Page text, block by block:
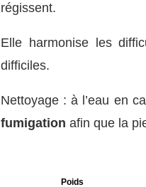
régissent.
Elle harmonise les
difficiles.
Nettoyage : à l’eau en
fumigation afin que la
Poids